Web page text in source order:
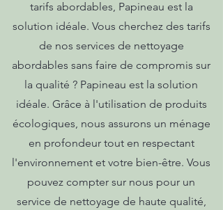
tarifs abordables, Papineau est la
solution idéale. Vous cherchez des tarifs
de nos services de nettoyage
abordables sans faire de compromis sur
la qualité ? Papineau est la solution
idéale. Grâce à l'utilisation de produits
écologiques, nous assurons un ménage
en profondeur tout en respectant
l'environnement et votre bien-être. Vous
pouvez compter sur nous pour un
service de nettoyage de haute qualité,